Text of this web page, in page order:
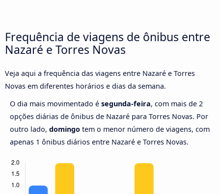
Frequência de viagens de ônibus entre
Nazaré e Torres Novas
Veja aqui a frequência das viagens entre Nazaré e Torres
Novas em diferentes horários e dias da semana.
O dia mais movimentado é segunda-feira, com mais de 2
opções diárias de ônibus de Nazaré para Torres Novas. Por
outro lado, domingo tem o menor número de viagens, com
apenas 1 ônibus diários entre Nazaré e Torres Novas.